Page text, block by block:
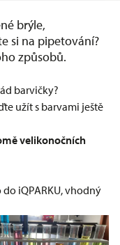
brýle,
si na pipetování?
způsobů.
barvičky?
užít s barvami ještě
velikonočních
iQPARKU, vhodný